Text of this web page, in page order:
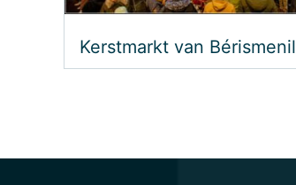
Kerstmarkt van Bérismenil